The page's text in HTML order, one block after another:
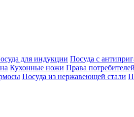
для индукции Посуда с
Кухонные ножи Права потребителей
Посуда из нержавеющей стали